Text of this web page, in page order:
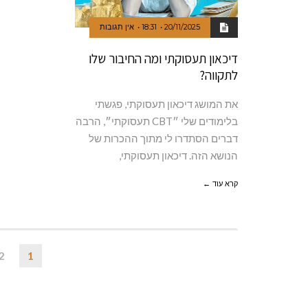
20/11/2025
18:31 אין תגובות
דיכאון תעסוקתי ומה החיבור שלו
לתקווה?
את המושג דיכאון תעסוקתי, פגשתי
בלימודים שלי ״CBT תעסוקתי״, הרבה
דברים הסתדרו לי מתוך ההכרות של
הנושא הזה. דיכאון תעסוקתי,
קרא עוד ←
1